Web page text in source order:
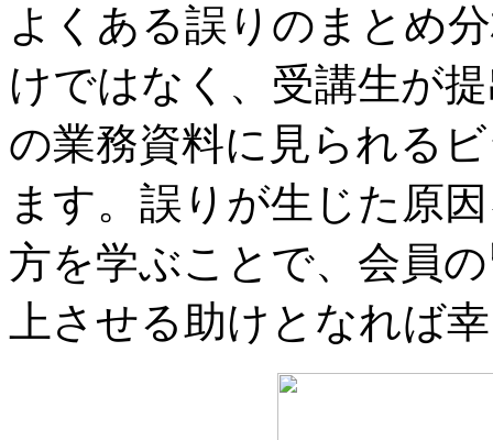
よくある誤りのまとめ
けではなく、受講生が
の業務資料に見られる
ます。誤りが生じた原
方を学ぶことで、会員
上させる助けとなれば